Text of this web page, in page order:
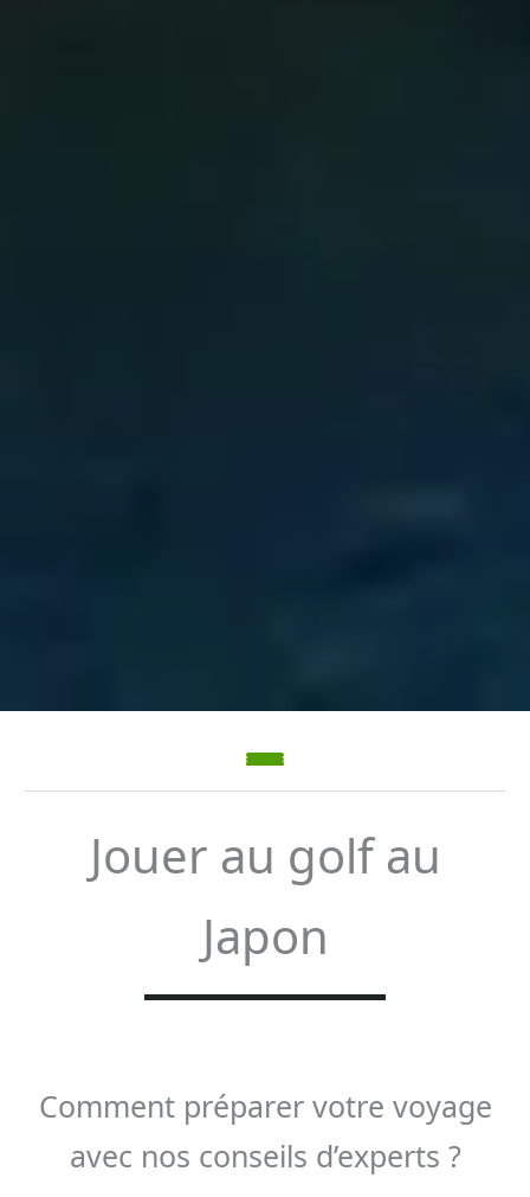
Jouer au golf au
Japon
Comment préparer votre voyage
avec nos conseils d’experts ?